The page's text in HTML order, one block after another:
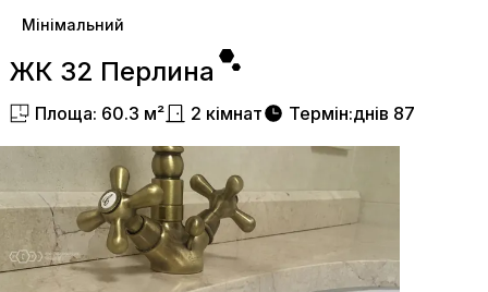
Мінімальний
ЖК 32 Перлина
Площа: 60.3 м² 2 кімнат Термін:днів 87